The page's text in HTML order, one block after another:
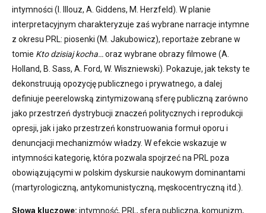
intymności (I. Illouz, A. Giddens, M. Herzfeld). W planie
interpretacyjnym charakteryzuje zaś wybrane narracje intymne
z okresu PRL: piosenki (M. Jakubowicz), reportaże zebrane w
tomie Kto dzisiaj kocha…oraz wybrane obrazy filmowe (A.
Holland, B. Sass, A. Ford, W. Wiszniewski). Pokazuje, jak teksty te
dekonstruują opozycję publicznego i prywatnego, a dalej
definiuje peerelowską zintymizowaną sferę publiczną zarówno
jako przestrzeń dystrybucji znaczeń politycznych i reprodukcji
opresji, jak i jako przestrzeń konstruowania formuł oporu i
denuncjacji mechanizmów władzy. W efekcie wskazuje w
intymności kategorię, która pozwala spojrzeć na PRL poza
obowiązującymi w polskim dyskursie naukowym dominantami
(martyrologiczną, antykomunistyczną, męskocentryczną itd.).
Słowa kluczowe: intymność, PRL, sfera publiczna, komunizm,